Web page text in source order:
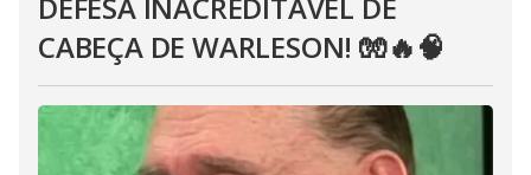
CABEÇA DE WARLESON! 🧤🔥🧠